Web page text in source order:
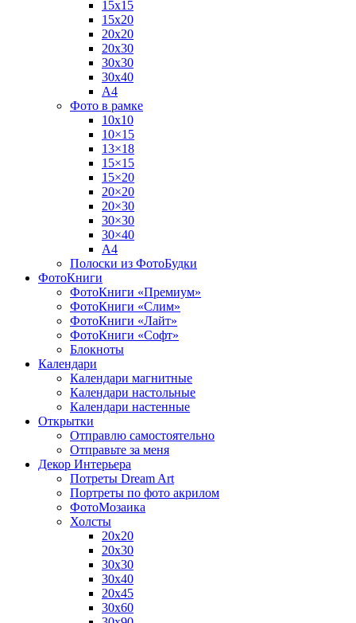
15х15
15х20
20х20
20х30
30х30
30х40
А4
Фото в рамке
10х10
10×15
13×18
15×15
15×20
20×20
20×30
30×30
30×40
A4
Полоски из ФотоБудки
ФотоКниги
ФотоКниги «Премиум»
ФотоКниги «Слим»
ФотоКниги «Лайт»
ФотоКниги «Софт»
Блокноты
Календари
Календари магнитные
Календари настольные
Календари настенные
Открытки
Отправлю самостоятельно
Отправьте за меня
Декор Интерьера
Потреты Dream Art
Портреты по фото акрилом
ФотоМозаика
Холсты
20х20
20х30
30х30
30х40
20х45
30х60